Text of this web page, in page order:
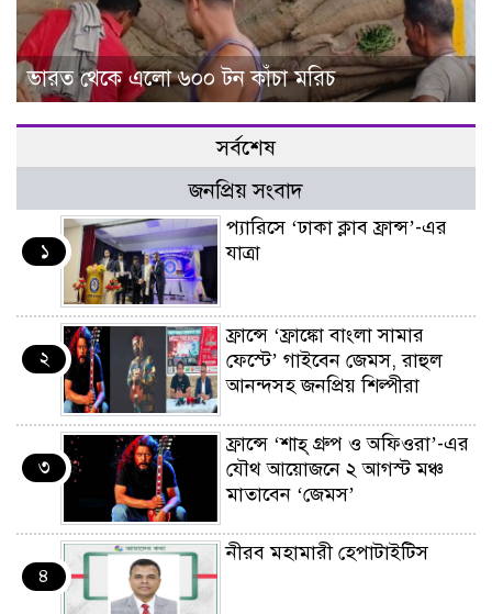
ভারত থেকে এলো ৬০০ টন কাঁচা মরিচ
সর্বশেষ
জনপ্রিয় সংবাদ
১
প্যারিসে ‘ঢাকা ক্লাব ফ্রান্স’-এর
যাত্রা
২
ফ্রান্সে ‘ফ্রাঙ্কো বাংলা সামার
ফেস্টে’ গাইবেন জেমস, রাহুল
আনন্দসহ জনপ্রিয় শিল্পীরা
৩
ফ্রান্সে ‘শাহ্ গ্রুপ ও অফিওরা’-এর
যৌথ আয়োজনে ২ আগস্ট মঞ্চ
মাতাবেন ‘জেমস’
৪
নীরব মহামারী হেপাটাইটিস